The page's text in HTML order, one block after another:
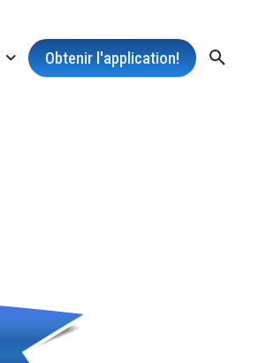
Obtenir l'application!